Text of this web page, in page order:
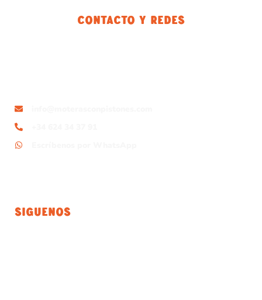
Contacto Y Redes
Siguenos